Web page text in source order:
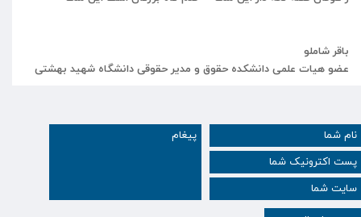
باقرشاملو
عضوهیات علمیدانشکده حقوق و مدیرحقوقیدانشگاه شهید بهشتی